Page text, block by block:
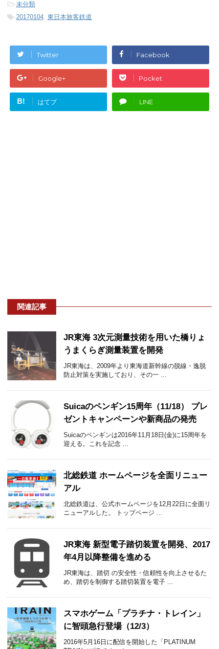
-未分類
-20170104, 東日本旅客鉄道
Twitter Facebook
Google+ Pocket
B! はてブ LINE
関連記事
JR東海 3次元測量技術を用いた橋りょ
うまくらぎ測量装置を開発
JR東海は、2009年より東海道新幹線の脱線・逸脱
防止対策を実施しており、その一 ...
Suicaのペンギン15周年（11/18） プレ
ゼントキャンペーンや新商品の発売
Suicaのペンギンは2016年11月18日(金)に15周年を
迎える。これを記念 ...
北総鉄道 ホームページを全面リニュー
アル
北総鉄道は、公式ホームページを12月22日に全面リ
ニューアルした。 トップページ ...
JR東海 新型電子踏切装置を開発、2017
年4月以降整備を進める
JR東海は、踏切 の安全性・信頼性を向上させるた
め、踏切を制御する踏切装置を電子 ...
スマホゲーム「プラチナ・トレイン」
に智頭急行登場（12/3）
2016年5月16日に配信を開始した「PLATINUM